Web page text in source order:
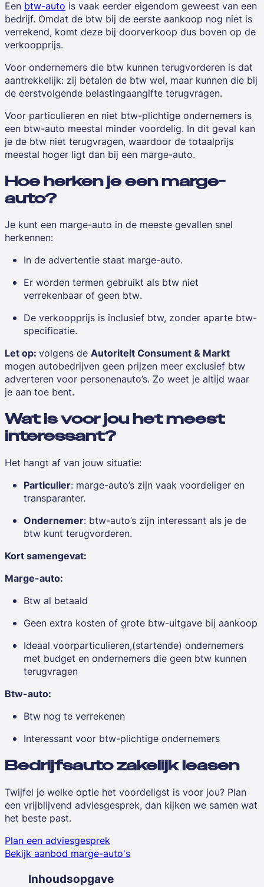
Een btw-auto is vaak eerder eigendom geweest van een
bedrijf. Omdat de btw bij de eerste aankoop nog niet is
verrekend, komt deze bij doorverkoop dus boven op de
verkoopprijs.
Voor ondernemers die btw kunnen terugvorderen is dat
aantrekkelijk: zij betalen de btw wel, maar kunnen die bij
de eerstvolgende belastingaangifte terugvragen.
Voor particulieren en niet btw-plichtige ondernemers is
een btw-auto meestal minder voordelig. In dit geval kan
je de btw niet terugvragen, waardoor de totaalprijs
meestal hoger ligt dan bij een marge-auto.
Hoe herken je een marge-
auto?
Je kunt een marge-auto in de meeste gevallen snel
herkennen:
In de advertentie staat marge-auto.
Er worden termen gebruikt als btw niet
verrekenbaar of geen btw.
De verkoopprijs is inclusief btw, zonder aparte btw-
specificatie.
Let op: volgens de Autoriteit Consument & Markt
mogen autobedrijven geen prijzen meer exclusief btw
adverteren voor personenauto’s. Zo weet je altijd waar
je aan toe bent.
Wat is voor jou het meest
interessant?
Het hangt af van jouw situatie:
Particulier: marge-auto’s zijn vaak voordeliger en
transparanter.
Ondernemer: btw-auto’s zijn interessant als je de
btw kunt terugvorderen.
Kort samengevat:
Marge-auto:
Btw al betaald
Geen extra kosten of grote btw-uitgave bij aankoop
Ideaal voorparticulieren,(startende) ondernemers
met budget en ondernemers die geen btw kunnen
terugvragen
Btw-auto:
Btw nog te verrekenen
Interessant voor btw-plichtige ondernemers
Bedrijfsauto zakelijk leasen
Twijfel je welke optie het voordeligst is voor jou? Plan
een vrijblijvend adviesgesprek, dan kijken we samen wat
het beste past.
Plan een adviesgesprek
Bekijk aanbod marge-auto's
Inhoudsopgave